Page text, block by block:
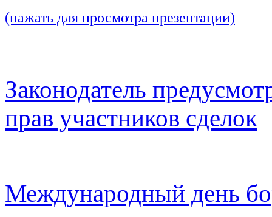
(нажать для просмотра презентации)
Законодатель
прав участников сделок
Международный день